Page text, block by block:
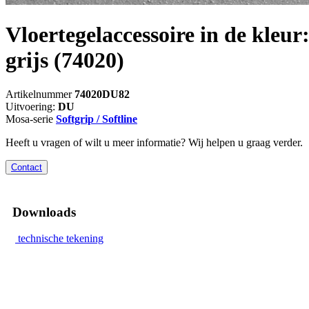
Vloertegelaccessoire in de kleur:
grijs (74020)
Artikelnummer 74020DU82
Uitvoering: DU
Mosa-serie Softgrip / Softline
Heeft u vragen of wilt u meer informatie? Wij helpen u graag verder.
Contact
Downloads
technische tekening